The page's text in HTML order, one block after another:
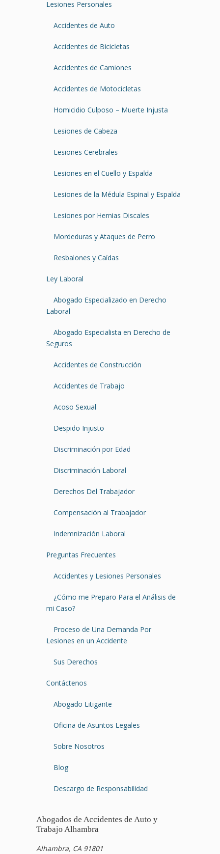
Lesiones Personales
Accidentes de Auto
Accidentes de Bicicletas
Accidentes de Camiones
Accidentes de Motocicletas
Homicidio Culposo – Muerte Injusta
Lesiones de Cabeza
Lesiones Cerebrales
Lesiones en el Cuello y Espalda
Lesiones de la Médula Espinal y Espalda
Lesiones por Hernias Discales
Mordeduras y Ataques de Perro
Resbalones y Caídas
Ley Laboral
Abogado Especializado en Derecho
Laboral
Abogado Especialista en Derecho de
Seguros
Accidentes de Construcción
Accidentes de Trabajo
Acoso Sexual
Despido Injusto
Discriminación por Edad
Discriminación Laboral
Derechos Del Trabajador
Compensación al Trabajador
Indemnización Laboral
Preguntas Frecuentes
Accidentes y Lesiones Personales
¿Cómo me Preparo Para el Análisis de
mi Caso?
Proceso de Una Demanda Por
Lesiones en un Accidente
Sus Derechos
Contáctenos
Abogado Litigante
Oficina de Asuntos Legales
Sobre Nosotros
Blog
Descargo de Responsabilidad
Abogados de Accidentes de Auto y
Trabajo Alhambra
Alhambra, CA 91801